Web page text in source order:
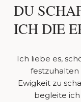
DU
ICH DIE
Ich liebe es,
festzuhalten
Ewigkeit zu
begleite